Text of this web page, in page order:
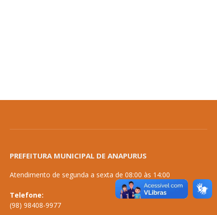
PREFEITURA MUNICIPAL DE ANAPURUS
Atendimento de segunda a sexta de 08:00 às 14:00
Telefone:
(98) 98408-9977